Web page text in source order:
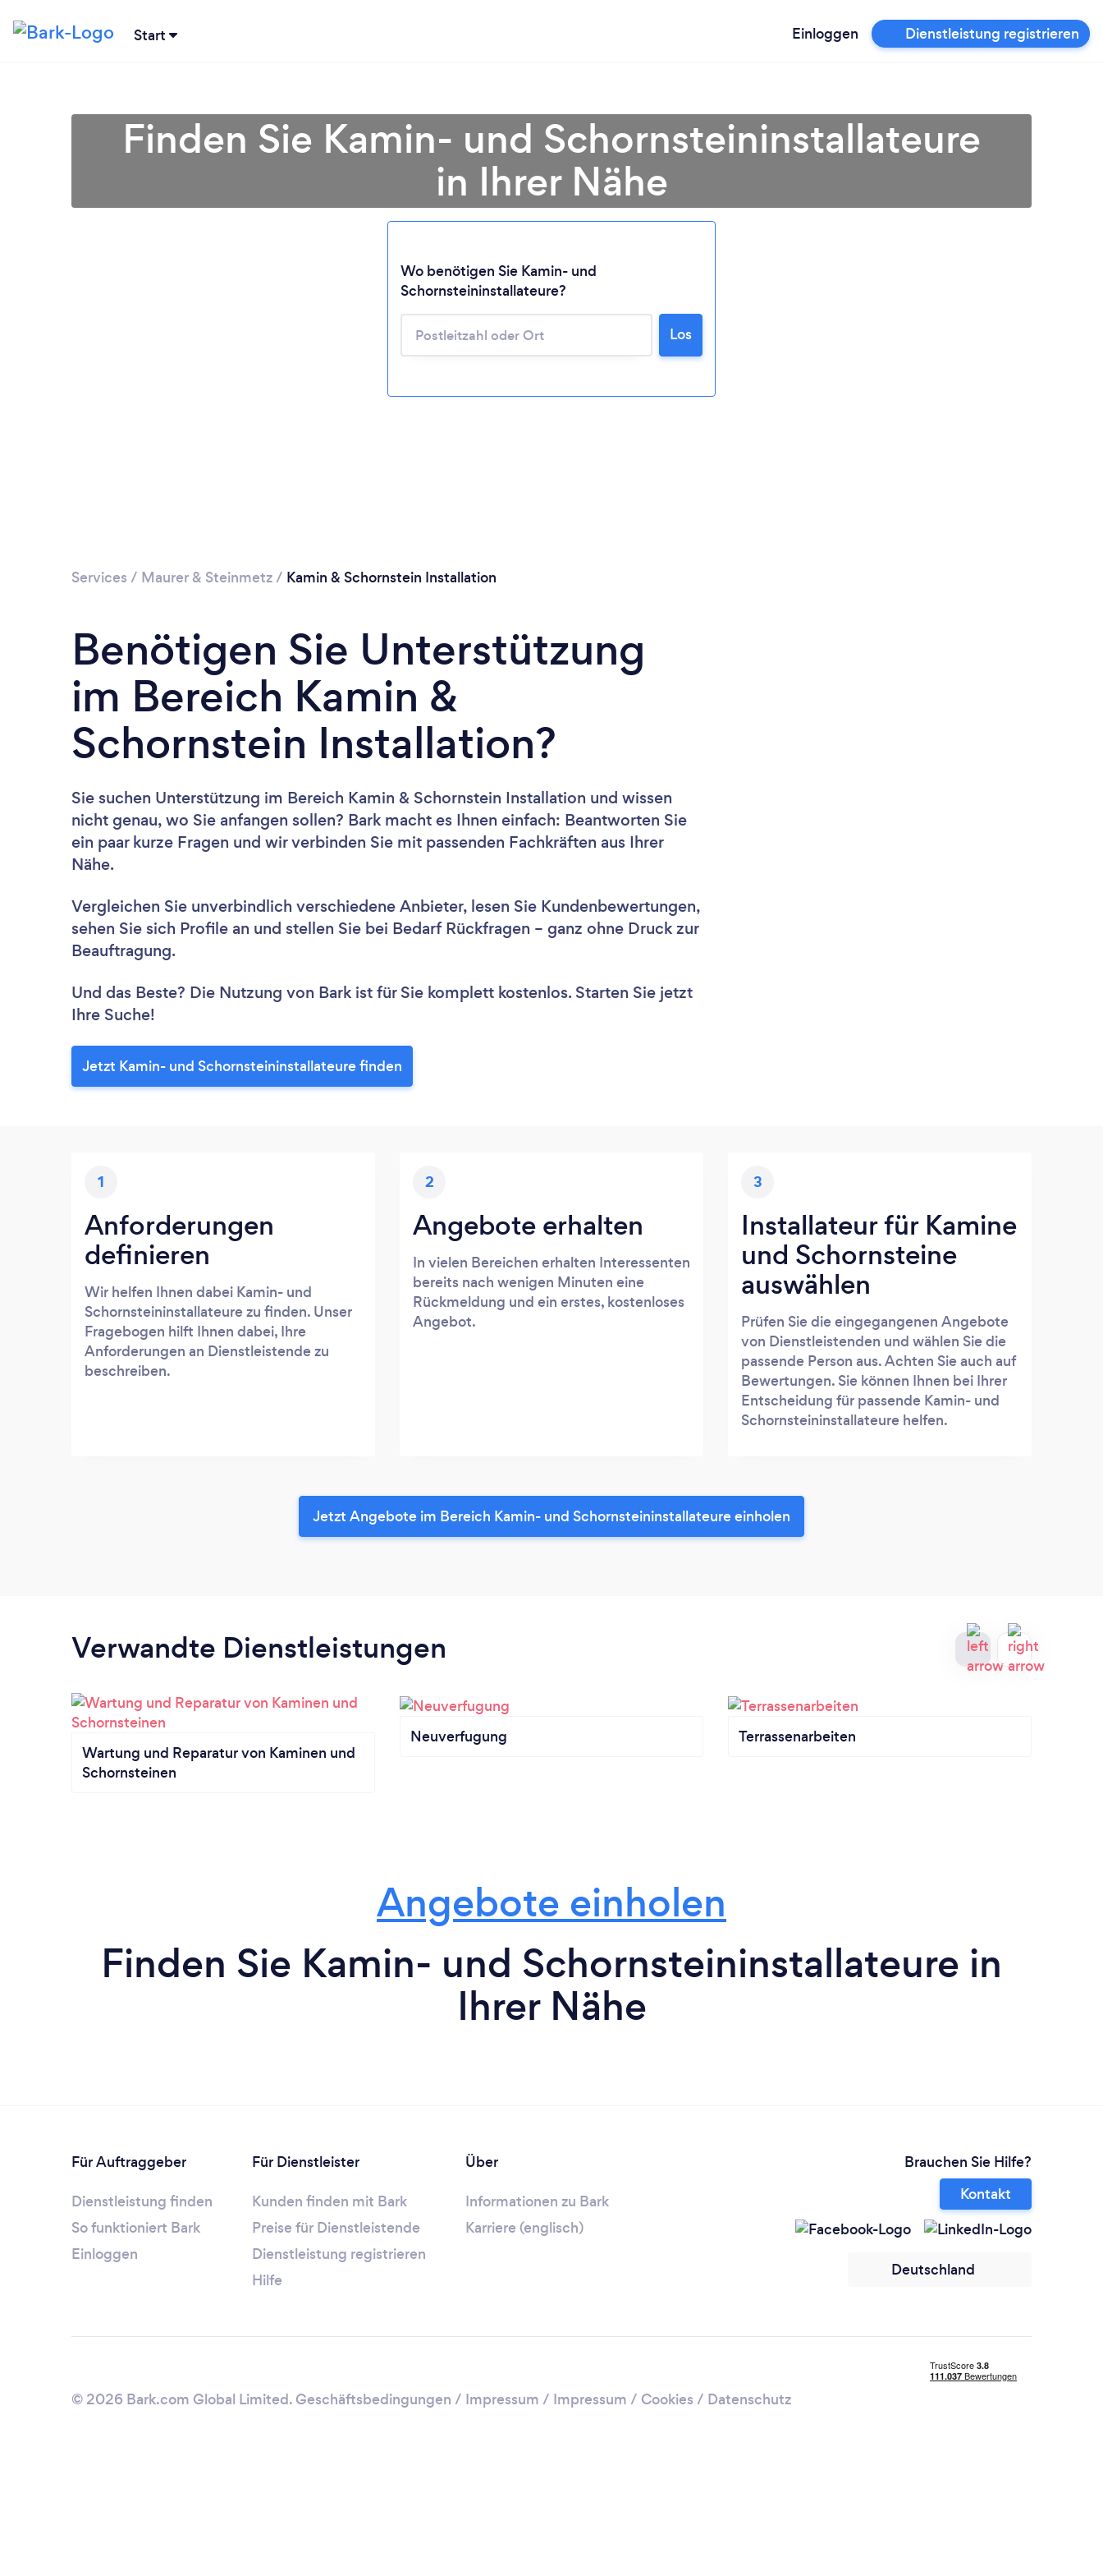
Start Einloggen Dienstleistung registrieren
Lädt ...
Bitte warten ...
Finden Sie Kamin- und Schornsteininstallateure
in Ihrer Nähe
Wo benötigen Sie Kamin- und
Schornsteininstallateure?
Los
Services / Maurer & Steinmetz/ Kamin & Schornstein Installation
Benötigen Sie Unterstützung
im Bereich Kamin &
Schornstein Installation?
Sie suchen Unterstützung im Bereich Kamin & Schornstein Installation und wissen
nicht genau, wo Sie anfangen sollen? Bark macht es Ihnen einfach: Beantworten Sie
ein paar kurze Fragen und wir verbinden Sie mit passenden Fachkräften aus Ihrer
Nähe.
Vergleichen Sie unverbindlich verschiedene Anbieter, lesen Sie Kundenbewertungen,
sehen Sie sich Profile an und stellen Sie bei Bedarf Rückfragen – ganz ohne Druck zur
Beauftragung.
Und das Beste? Die Nutzung von Bark ist für Sie komplett kostenlos. Starten Sie jetzt
Ihre Suche!
Jetzt Kamin- und Schornsteininstallateure finden
1
Anforderungen
definieren
Wir helfen Ihnen dabei Kamin- und
Schornsteininstallateure zu finden. Unser
Fragebogen hilft Ihnen dabei, Ihre
Anforderungen an Dienstleistende zu
beschreiben.
2
Angebote erhalten
In vielen Bereichen erhalten Interessenten
bereits nach wenigen Minuten eine
Rückmeldung und ein erstes, kostenloses
Angebot.
3
Installateur für Kamine
und Schornsteine
auswählen
Prüfen Sie die eingegangenen Angebote
von Dienstleistenden und wählen Sie die
passende Person aus. Achten Sie auch auf
Bewertungen. Sie können Ihnen bei Ihrer
Entscheidung für passende Kamin- und
Schornsteininstallateure helfen.
Jetzt Angebote im Bereich Kamin- und Schornsteininstallateure einholen
Verwandte Dienstleistungen
Wartung und Reparatur von Kaminen und
Schornsteinen
Neuverfugung Terrassenarbeiten
Angebote einholen
Finden Sie Kamin- und Schornsteininstallateure in
Ihrer Nähe
Für Auftraggeber
Dienstleistung finden
So funktioniert Bark
Einloggen
Für Dienstleister
Kunden finden mit Bark
Preise für Dienstleistende
Dienstleistung registrieren
Hilfe
Über
Informationen zu Bark
Karriere (englisch)
Brauchen Sie Hilfe?
Kontakt
Deutschland
© 2026 Bark.com Global Limited. Geschäftsbedingungen / Impressum / Impressum / Cookies / Datenschutz